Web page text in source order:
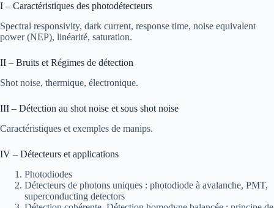
I – Caractéristiques des photodétecteurs
Spectral responsivity, dark current, response time, noise equivalent
power (NEP), linéarité, saturation.
II – Bruits et Régimes de détection
Shot noise, thermique, électronique.
III – Détection au shot noise et sous shot noise
Caractéristiques et exemples de manips.
IV – Détecteurs et applications
Photodiodes
Détecteurs de photons uniques : photodiode à avalanche, PMT,
superconducting detectors